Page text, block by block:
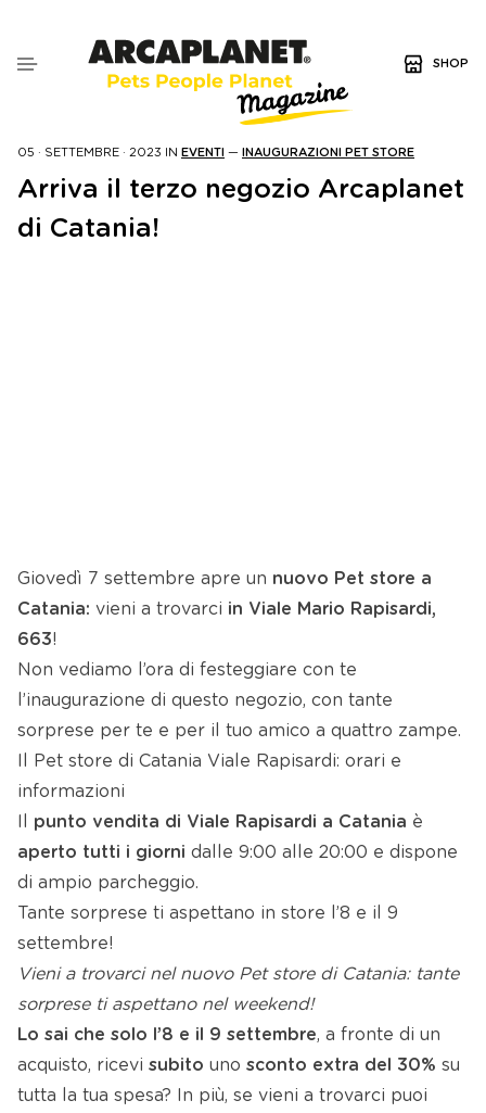
SHOP
05 · SETTEMBRE · 2023 IN EVENTI — INAUGURAZIONI PET STORE
Arriva il terzo negozio Arcaplanet
di Catania!
Giovedì 7 settembre apre un nuovo Pet store a
Catania: vieni a trovarci in Viale Mario Rapisardi,
663!
Non vediamo l’ora di festeggiare con te
l’inaugurazione di questo negozio, con tante
sorprese per te e per il tuo amico a quattro zampe.
Il Pet store di Catania Viale Rapisardi: orari e
informazioni
punto vendita di Viale Rapisardi a Catania è
aperto tutti i giorni dalle 9:00 alle 20:00 e dispone
di ampio parcheggio.
Tante sorprese ti aspettano in store l’8 e il 9
settembre!
Vieni a trovarci nel nuovo Pet store di Catania: tante
sorprese ti aspettano nel weekend!
Lo sai che solo l’8 e il 9 settembre, a fronte di un
acquisto, ricevi subito uno sconto extra del 30% su
tutta la tua spesa? In più, se vieni a trovarci puoi